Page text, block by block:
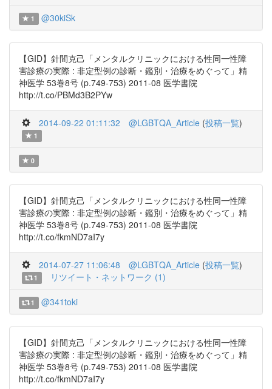
1 @30kiSk
【GID】針間克己「メンタルクリニックにおける性同一性障
害診療の実際 : 非定型例の診断・鑑別・治療をめぐって」精
神医学 53巻8号 (p.749-753) 2011-08 医学書院
http://t.co/PBMd3B2PYw
2014-09-22 01:11:32 @LGBTQA_Article (投稿一覧)
1
0
【GID】針間克己「メンタルクリニックにおける性同一性障
害診療の実際 : 非定型例の診断・鑑別・治療をめぐって」精
神医学 53巻8号 (p.749-753) 2011-08 医学書院
http://t.co/fkmND7aI7y
2014-07-27 11:06:48 @LGBTQA_Article (投稿一覧)
1 リツイート・ネットワーク (1)
1 @341toki
【GID】針間克己「メンタルクリニックにおける性同一性障
害診療の実際 : 非定型例の診断・鑑別・治療をめぐって」精
神医学 53巻8号 (p.749-753) 2011-08 医学書院
http://t.co/fkmND7aI7y